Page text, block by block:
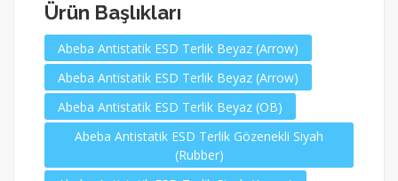
Ürün Başlıkları
Abeba Antistatik ESD Terlik Beyaz (Arrow)
Abeba Antistatik ESD Terlik Beyaz (Arrow)
Abeba Antistatik ESD Terlik Beyaz (OB)
Abeba Antistatik ESD Terlik Gözenekli Siyah
(Rubber)